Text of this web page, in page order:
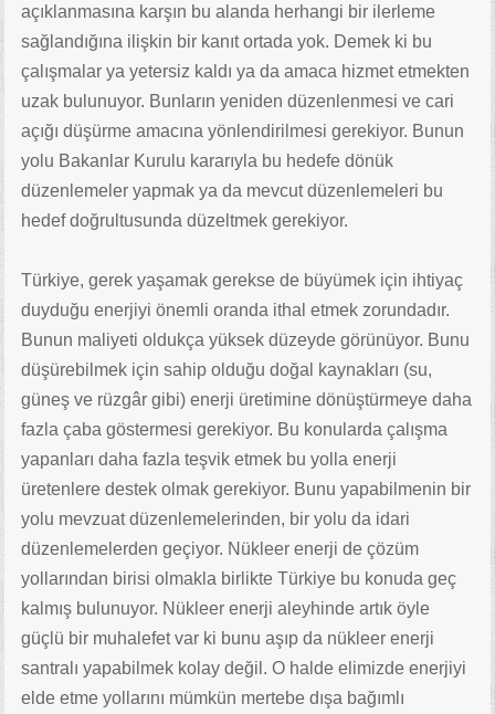
açıklanmasına karşın bu alanda herhangi bir ilerleme
sağlandığına ilişkin bir kanıt ortada yok. Demek ki bu
çalışmalar ya yetersiz kaldı ya da amaca hizmet etmekten
uzak bulunuyor. Bunların yeniden düzenlenmesi ve cari
açığı düşürme amacına yönlendirilmesi gerekiyor. Bunun
yolu Bakanlar Kurulu kararıyla bu hedefe dönük
düzenlemeler yapmak ya da mevcut düzenlemeleri bu
hedef doğrultusunda düzeltmek gerekiyor.
Türkiye, gerek yaşamak gerekse de büyümek için ihtiyaç
duyduğu enerjiyi önemli oranda ithal etmek zorundadır.
Bunun maliyeti oldukça yüksek düzeyde görünüyor. Bunu
düşürebilmek için sahip olduğu doğal kaynakları (su,
güneş ve rüzgâr gibi) enerji üretimine dönüştürmeye daha
fazla çaba göstermesi gerekiyor. Bu konularda çalışma
yapanları daha fazla teşvik etmek bu yolla enerji
üretenlere destek olmak gerekiyor. Bunu yapabilmenin bir
yolu mevzuat düzenlemelerinden, bir yolu da idari
düzenlemelerden geçiyor. Nükleer enerji de çözüm
yollarından birisi olmakla birlikte Türkiye bu konuda geç
kalmış bulunuyor. Nükleer enerji aleyhinde artık öyle
güçlü bir muhalefet var ki bunu aşıp da nükleer enerji
santralı yapabilmek kolay değil. O halde elimizde enerjiyi
elde etme yollarını mümkün mertebe dışa bağımlı